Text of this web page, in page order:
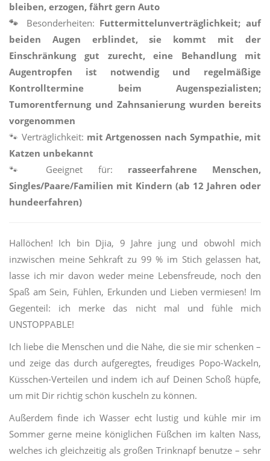
bleiben, erzogen, fährt gern Auto
🐾
Besonderheiten: Futtermittelunverträglichkeit; auf
beiden Augen erblindet, sie kommt mit der
Einschränkung gut zurecht, eine Behandlung mit
Augentropfen ist notwendig und regelmäßige
Kontrolltermine beim Augenspezialisten;
Tumorentfernung und Zahnsanierung wurden bereits
vorgenommen
🐾 Verträglichkeit: mit Artgenossen nach Sympathie, mit
Katzen unbekannt
🐾
Geeignet für: rasseerfahrene Menschen,
Singles/Paare/Familien mit Kindern (ab 12 Jahren oder
hundeerfahren)
Hallöchen! Ich bin Djia, 9 Jahre jung und obwohl mich
inzwischen meine Sehkraft zu 99 % im Stich gelassen hat,
lasse ich mir davon weder meine Lebensfreude, noch den
Spaß am Sein, Fühlen, Erkunden und Lieben vermiesen! Im
Gegenteil: ich merke das nicht mal und fühle mich
UNSTOPPABLE!
Ich liebe die Menschen und die Nähe, die sie mir schenken –
und zeige das durch aufgeregtes, freudiges Popo-Wackeln,
Küsschen-Verteilen und indem ich auf Deinen Schoß hüpfe,
um mit Dir richtig schön kuscheln zu können.
Außerdem finde ich Wasser echt lustig und kühle mir im
Sommer gerne meine königlichen Füßchen im kalten Nass,
welches ich gleichzeitig als großen Trinknapf benutze – sehr